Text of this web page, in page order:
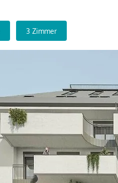
3 Zimmer